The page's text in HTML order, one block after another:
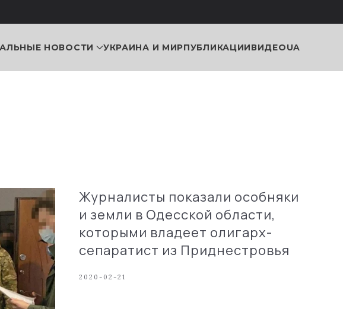
НОВОСТИ УКРАИНА И МИРПУБЛИКАЦИИВИДЕОUA
Журналисты показали особняки
и земли в Одесской области,
которыми владеет олигарх-
сепаратист из Приднестровья
2020-02-21